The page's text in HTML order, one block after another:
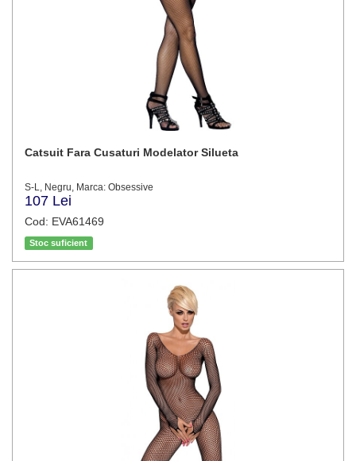
Catsuit Fara Cusaturi Modelator Silueta
S-L, Negru, Marca: Obsessive
107 Lei
Cod: EVA61469
Stoc suficient